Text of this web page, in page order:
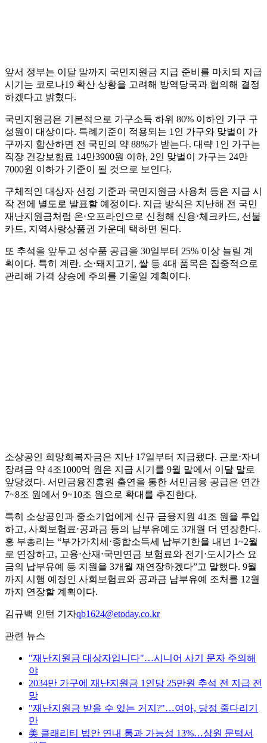
앞서 정부는 이달 말까지 국민지원금 지급 준비를 마치되 지급
시기는 코로나19 확산 상황을 고려해 방역당국과 협의해 결정
하겠다고 밝혔다.
국민지원금은 기본적으로 가구소득 하위 80% 이하인 가구 구
성원이 대상이다. 특례기준이 적용되는 1인 가구와 맞벌이 가
구까지 합산하면 전 국민의 약 88%가 받는다. 대략 1인 가구는
직장 건강보험료 14만3900원 이하, 2인 맞벌이 가구는 24만
7000원 이하가 기준이 될 것으로 보인다.
구체적인 대상자 선정 기준과 국민지원금 사용처 등은 지급 시
작 전에 별도로 발표할 예정이다. 지급 방식은 지난해 전 국민
재난지원금처럼 온⋅오프라인으로 신청해 신용⋅체크카드, 선불
카드, 지역사랑상품권 가운데 택하면 된다.
또 추석을 앞두고 성수품 공급을 30일부터 25% 이상 늘릴 계
획이다. 특히 계란. 소⋅돼지고기, 쌀 등 4대 품목은 집중적으로
관리해 가격 상승에 주의를 기울일 계획이다.
소상공인 희망회복자금은 지난 17일부터 지급됐다. 근로⋅자녀
장려금 약 4조1000억 원은 지급 시기를 9월 말에서 이달 말로
앞당겼다. 서민금융진흥원 출연을 통한 서민금융 공급은 연간
7~8조 원에서 9~10조 원으로 확대를 추진한다.
특히 소상공인과 중소기업에게 신규 금융지원 41조 원을 투입
하고, 사회보험료⋅공과금 등의 납부유예도 3개월 더 연장한다.
홍 부총리는 “부가가치세⋅종합소득세 납부기한을 내년 1~2월
로 연장하고, 고용⋅산재⋅국민연금 보험료와 전기⋅도시가스 요
금의 납부유예 등 지원을 3개월 재연장하겠다”고 말했다. 9월
까지 시행 예정인 사회보험료와 공과금 납부유예 조처를 12월
까지 연장할 계획이다.
김규백 인턴 기자qb1624@etoday.co.kr
관련 뉴스
"재난지원금 대상자입니다"…시니어 사기 문자 주의해
야
2034만 가구에 재난지원금 1인당 25만원 추석 전 지급 전
망
"재난지원금 받을 수 있는 거지?"…여아, 당정 줄다리기
만
美 클래리티 법안 연내 통과 가능성 13%…상원 문턱서